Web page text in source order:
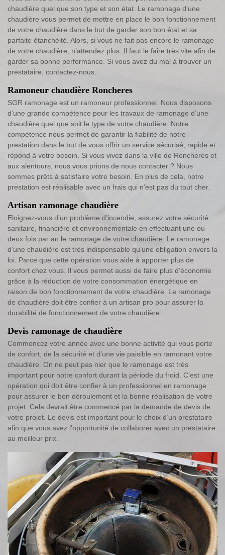
chaudière quel que son type et son état. Le ramonage d’une
chaudière vous permet de mettre en place le bon fonctionnement
de votre chaudière dans le but de garder son bon état et sa
parfaite étanchéité. Alors, si vous ne fait pas encore le ramonage
de votre chaudière, n’attendez plus. Il faut le faire très vite afin de
garder sa bonne performance. Si vous avez du mal à trouver un
prestataire, contactez-nous.
Ramoneur chaudière Roncheres
SGR ramonage est un ramoneur professionnel. Nous disposons
d’une grande compétence pour les travaux de ramonage d’une
chaudière quel que soit le type de votre chaudière. Notre
compétence nous permet de garantir la fiabilité de notre
prestation dans le but de vous offrir un service sécurisé, rapide et
répond à votre besoin. Si vous vivez dans la ville de Roncheres et
aux alentours, nous vous prions de nous contacter ? Nous
sommes prêts à satisfaire votre besoin. En plus de cela, notre
prestation est réalisable avec un frais qui n’est pas du tout cher.
Artisan ramonage chaudière
Eloignez-vous d’un problème d’incendie, assurez votre sécurité
sanitaire, financière et environnementale en effectuant une ou
deux fois par an le ramonage de votre chaudière. Le ramonage
d’une chaudière est très indispensable qu’une obligation envers la
loi. Parce que cette opération vous aide à apporter plus de
confort chez vous. Il vous permet aussi de faire plus d’économie
grâce à la réduction de votre consommation énergétique en
raison de bon fonctionnement de votre chaudière. Le ramonage
de chaudière doit être confier à un artisan pro pour assurer la
durabilité de fonctionnement de votre chaudière.
Devis ramonage de chaudière
Commencez votre année avec une bonne activité qui vous porte
de confort, de la sécurité et d’une vie paisible en ramonant votre
chaudière. On ne peut pas nier que le ramonage est très
important pour notre confort durant la période du froid. C’est une
opération qui doit être confier à un professionnel en ramonage
pour assurer le bon déroulement et la bonne réalisation de votre
projet. Cela devrait être commencé par la demande de devis de
votre projet. Le devis est important pour le choix d’un prestataire
afin que vous avez l’opportunité de collaborer avec un prestataire
au meilleur prix.